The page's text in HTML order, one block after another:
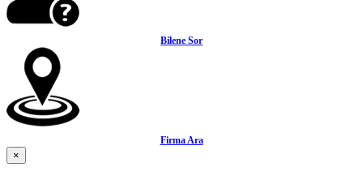
Bilene Sor
Firma Ara
×